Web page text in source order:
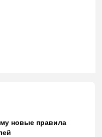
новые правила